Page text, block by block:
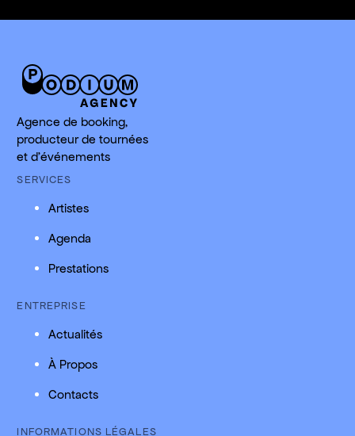
Agence de booking,
producteur de tournées
et d'événements
SERVICES
Artistes
Agenda
Prestations
ENTREPRISE
Actualités
À Propos
Contacts
INFORMATIONS LÉGALES